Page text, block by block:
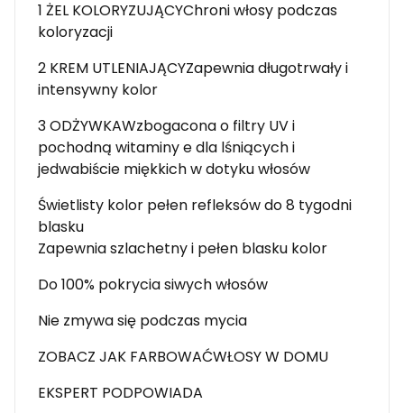
1 ŻEL KOLORYZUJĄCYChroni włosy podczas
koloryzacji
2 KREM UTLENIAJĄCYZapewnia długotrwały i
intensywny kolor
3 ODŻYWKAWzbogacona o filtry UV i
pochodną witaminy e dla lśniących i
jedwabiście miękkich w dotyku włosów
Świetlisty kolor pełen refleksów do 8 tygodni
blasku
Zapewnia szlachetny i pełen blasku kolor
Do 100% pokrycia siwych włosów
Nie zmywa się podczas mycia
ZOBACZ JAK FARBOWAĆWŁOSY W DOMU
EKSPERT PODPOWIADA